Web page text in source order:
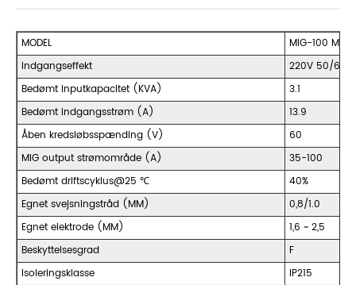
MODEL
MIG-100 M1
Indgangseffekt
220V 50/60Hz
Bedømt inputkapacitet (KVA)
3.1
Bedømt indgangsstrøm (A)
13.9
Åben kredsløbsspænding (V)
60
MIG output strømområde (A)
35-100
Bedømt driftscyklus@25 ℃
40%
Egnet svejsningstråd (MM)
0,8/1.0
Egnet elektrode (MM)
1,6 ~ 2,5
Beskyttelsesgrad
F
Isoleringsklasse
IP215